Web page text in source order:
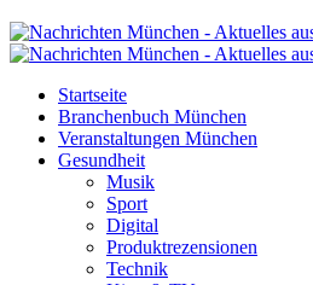
Startseite
Branchenbuch München
Veranstaltungen München
Gesundheit
Musik
Sport
Digital
Produktrezensionen
Technik